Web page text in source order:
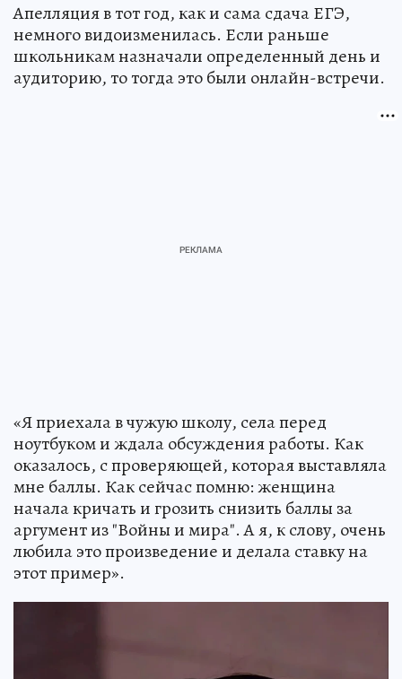
Апелляция в тот год, как и сама сдача ЕГЭ,
немного видоизменилась. Если раньше
школьникам назначали определенный день и
аудиторию, то тогда это были онлайн-встречи.
«Я приехала в чужую школу, села перед
ноутбуком и ждала обсуждения работы. Как
оказалось, с проверяющей, которая выставляла
мне баллы. Как сейчас помню: женщина
начала кричать и грозить снизить баллы за
аргумент из "Войны и мира". А я, к слову, очень
любила это произведение и делала ставку на
этот пример».